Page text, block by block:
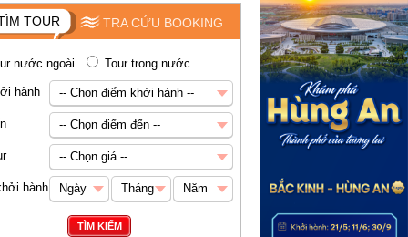
TOUR TRA CỨU BOOKING
nước ngoài Tour trong nước
hành
-- Chọn điểm khởi hành --
-- Chọn điểm khởi hành --
Hà Nội
-- Chọn điểm đến --
-- Chọn điểm đến --
Châu Á
Abu Dhabi
Ai Cập
-- Chọn giá --
-- Chọn giá --
hành
Ngày
Ngày
Tháng
Tháng
Năm
TÌM KIẾM